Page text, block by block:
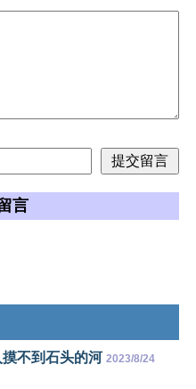
言
不到石头的河 2023/8/24